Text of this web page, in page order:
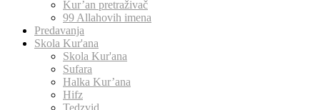
Kur’an pretraživač
99 Allahovih imena
Predavanja
Skola Kur'ana
Skola Kur'ana
Sufara
Halka Kur’ana
Hifz
Tedzvid